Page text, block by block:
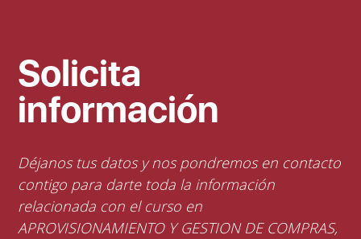
Solicita
información
Déjanos tus datos y nos pondremos en contacto
contigo para darte toda la información
relacionada con el curso en
APROVISIONAMIENTO Y GESTION DE COMPRAS,